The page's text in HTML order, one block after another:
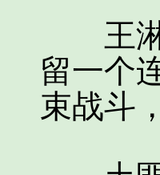
王淋
留一个
束战斗